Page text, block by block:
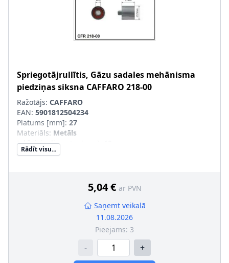
Spriegotājrullītis, Gāzu sadales mehānisma
piedziņas siksna CAFFARO 218-00
Ražotājs: CAFFARO
EAN: 5901812504234
Platums [mm]: 27
Materiāls: Metāls
Iekšējais diametrs [mm]
Ārējais diametrs [mm]
Rādīt visu...
5,04 € ar PVN
Saņemt veikalā
11.08.2026
Pieejams: 3
- +